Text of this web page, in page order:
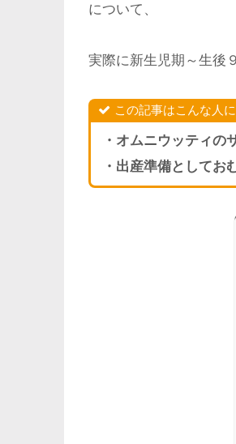
について、
実際に新生児期～生後
この記事はこんな人
・オムニウッティの
・出産準備としてお